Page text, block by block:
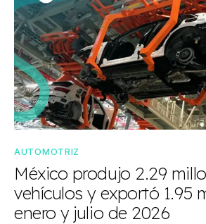
AUTOMOTRIZ
México produjo 2.29
vehículos y exportó 1.95
enero y julio de 2026